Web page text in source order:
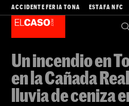
ACCIDENTE FERIA TONA ESTAFA NFC
Un incendio en
en la Cañada
lluvia de ceniza